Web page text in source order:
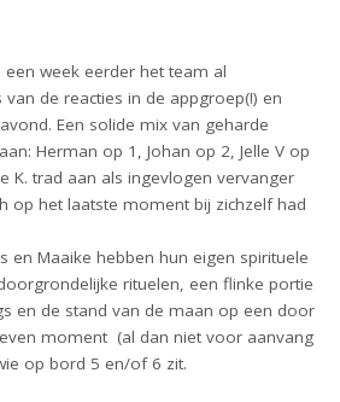
week eerder het team al
de reacties in de appgroep(!) en
Een solide mix van geharde
Herman op 1, Johan op 2, Jelle V op
K. trad aan als ingevlogen vervanger
op het laatste moment bij zichzelf had
en Maaike hebben hun eigen spirituele
rituelen, een flinke portie
en de stand van de maan op een door
moment (al dan niet voor aanvang
op bord 5 en/of 6 zit.